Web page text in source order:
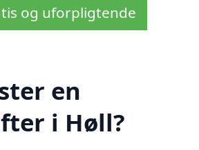
og uforpligtende
en
i Høll?